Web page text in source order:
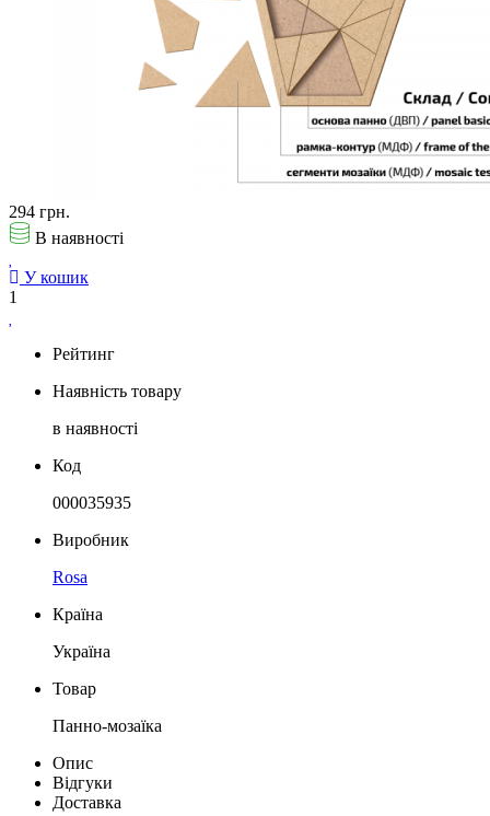
294 грн.
В наявності
У кошик
1
Рейтинг
Наявність товару
в наявності
Код
000035935
Виробник
Rosa
Країна
Україна
Товар
Панно-мозаїка
Опис
Відгуки
Доставка